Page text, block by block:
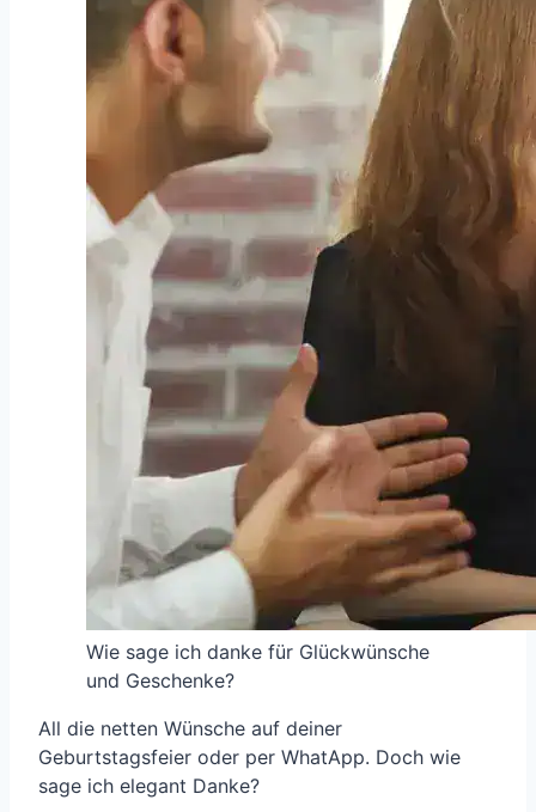
Wie sage ich danke für Glückwünsche
und Geschenke?
All die netten Wünsche auf deiner
Geburtstagsfeier oder per WhatApp. Doch wie
sage ich elegant Danke?